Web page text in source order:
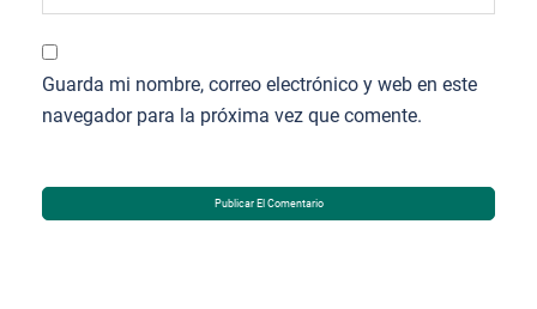
Guarda mi nombre, correo electrónico y web en este
navegador para la próxima vez que comente.